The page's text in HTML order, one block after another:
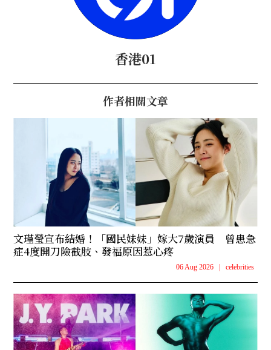
香港01
作者相關文章
文瑾瑩宣布結婚！「國民妹妹」嫁大7歲演員 曾患急
症4度開刀險截肢、發福原因惹心疼
06 Aug 2026 celebrities